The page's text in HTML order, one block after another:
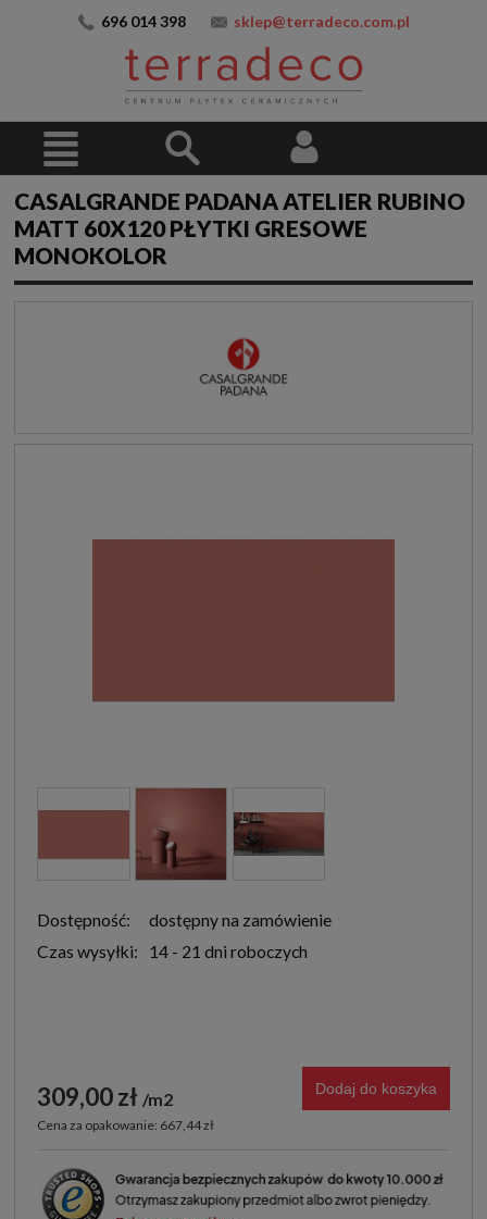
696 014 398 sklep@terradeco.com.pl
CASALGRANDE PADANA ATELIER RUBINO
MATT 60X120 PŁYTKI GRESOWE
MONOKOLOR
Dostępność:
dostępny na zamówienie
Czas wysyłki:
14 - 21 dni roboczych
309,00 zł m2
Cena za opakowanie: 667,44 zł
Dodaj do koszyka